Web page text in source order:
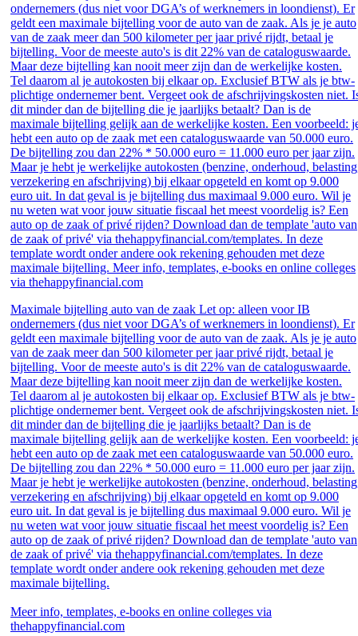
Maximale bijtelling auto van de zaak Let op: alleen voor IB
ondernemers (dus niet voor DGA’s of werknemers in loondienst). Er
geldt een maximale bijtelling voor de auto van de zaak. Als je je auto
van de zaak meer dan 500 kilometer per jaar privé rijdt, betaal je
bijtelling. Voor de meeste auto's is dit 22% van de cataloguswaarde.
Maar deze bijtelling kan nooit meer zijn dan de werkelijke kosten.
Tel daarom al je autokosten bij elkaar op. Exclusief BTW als je btw-
plichtige ondernemer bent. Vergeet ook de afschrijvingskosten niet.
dit minder dan de bijtelling die je jaarlijks betaalt? Dan is de
maximale bijtelling gelijk aan de werkelijke kosten. Een voorbeeld:
hebt een auto op de zaak met een cataloguswaarde van 50.000 euro.
De bijtelling zou dan 22% * 50.000 euro = 11.000 euro per jaar zijn.
Maar je hebt je werkelijke autokosten (benzine, onderhoud,
verzekering en afschrijving) bij elkaar opgeteld en komt op 9.000
euro uit. In dat geval is je bijtelling dus maximaal 9.000 euro. Wil je
nu weten wat voor jouw situatie fiscaal het meest voordelig is? Een
auto op de zaak of privé rijden? Download dan de template 'auto van
de zaak of privé' via thehappyfinancial.com/templates. In deze
template wordt onder andere ook rekening gehouden met deze
maximale bijtelling.
Meer info, templates, e-books en online colleges via
thehappyfinancial.com